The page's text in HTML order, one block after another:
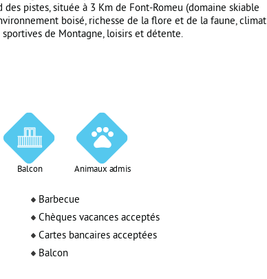
pistes, située à 3 Km de Font-Romeu (domaine skiable
boisé, richesse de la flore et de la faune, climat
de Montagne, loisirs et détente.
Balcon Animaux admis
Barbecue
Chèques vacances acceptés
Cartes bancaires acceptées
Balcon